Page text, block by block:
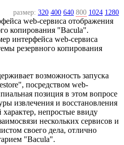
размер: 320 400 640 800 1024 1280
интерфейса web-сервиса
резервного копирования
возможность запуска
посредством web-
позиция в этом вопросе
извлечения и восстановления
непростые ввиду
нескольких сервисов и
своего дела, отлично
"Bacula".